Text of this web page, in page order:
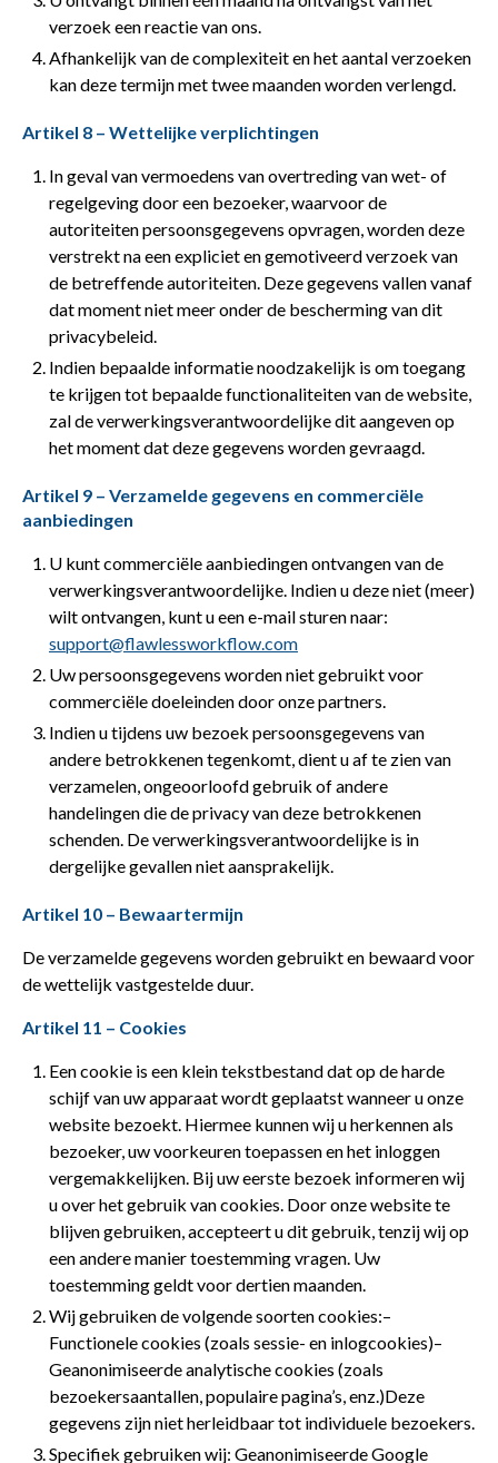
verzoek een reactie van ons.
Afhankelijk van de complexiteit en het aantal verzoeken
kan deze termijn met twee maanden worden verlengd.
Artikel 8 – Wettelijke verplichtingen
In geval van vermoedens van overtreding van wet- of
regelgeving door een bezoeker, waarvoor de
autoriteiten persoonsgegevens opvragen, worden deze
verstrekt na een expliciet en gemotiveerd verzoek van
de betreffende autoriteiten. Deze gegevens vallen vanaf
dat moment niet meer onder de bescherming van dit
privacybeleid.
Indien bepaalde informatie noodzakelijk is om toegang
te krijgen tot bepaalde functionaliteiten van de website,
zal de verwerkingsverantwoordelijke dit aangeven op
het moment dat deze gegevens worden gevraagd.
Artikel 9 – Verzamelde gegevens en commerciële
aanbiedingen
U kunt commerciële aanbiedingen ontvangen van de
verwerkingsverantwoordelijke. Indien u deze niet (meer)
wilt ontvangen, kunt u een e-mail sturen naar:
support@flawlessworkflow.com
Uw persoonsgegevens worden niet gebruikt voor
commerciële doeleinden door onze partners.
Indien u tijdens uw bezoek persoonsgegevens van
andere betrokkenen tegenkomt, dient u af te zien van
verzamelen, ongeoorloofd gebruik of andere
handelingen die de privacy van deze betrokkenen
schenden. De verwerkingsverantwoordelijke is in
dergelijke gevallen niet aansprakelijk.
Artikel 10 – Bewaartermijn
De verzamelde gegevens worden gebruikt en bewaard voor
de wettelijk vastgestelde duur.
Artikel 11 – Cookies
Een cookie is een klein tekstbestand dat op de harde
schijf van uw apparaat wordt geplaatst wanneer u onze
website bezoekt. Hiermee kunnen wij u herkennen als
bezoeker, uw voorkeuren toepassen en het inloggen
vergemakkelijken. Bij uw eerste bezoek informeren wij
u over het gebruik van cookies. Door onze website te
blijven gebruiken, accepteert u dit gebruik, tenzij wij op
een andere manier toestemming vragen. Uw
toestemming geldt voor dertien maanden.
Wij gebruiken de volgende soorten cookies:–
Functionele cookies (zoals sessie- en inlogcookies)–
Geanonimiseerde analytische cookies (zoals
bezoekersaantallen, populaire pagina’s, enz.)Deze
gegevens zijn niet herleidbaar tot individuele bezoekers.
Specifiek gebruiken wij: Geanonimiseerde Google